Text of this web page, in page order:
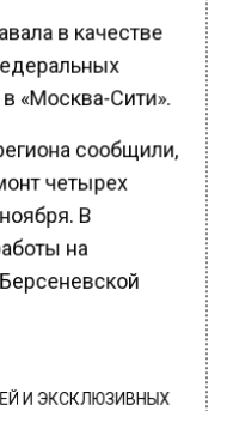
в качестве
«Москва-Сити».
сообщили,
четырех
В
на
И ЭКСКЛЮЗИВНЫХ